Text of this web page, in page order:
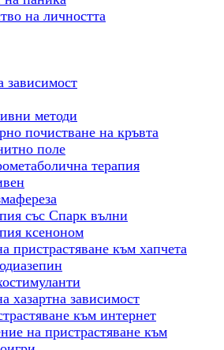
на личността
зависимост
методи
почистване на кръвта
поле
терапия
със Спарк вълни
ксеноном
пристрастяване към хапчета
хазартна зависимост
към интернет
на пристрастяване към